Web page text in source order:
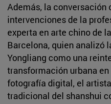
Además, la conversación
intervenciones de la
experta en arte chino de
Barcelona, quien analizó
Yongliang como una
transformación urbana en
fotografía digital, el
tradicional del shanshui